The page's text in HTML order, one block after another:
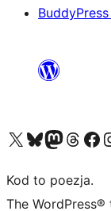
BuddyPress
Odwiedź nasze konto X (dawniej Twitter)
Odwiedź nasze konto Bluesky
Odwiedź nasze
Odwiedź
Kod to poezja.
The